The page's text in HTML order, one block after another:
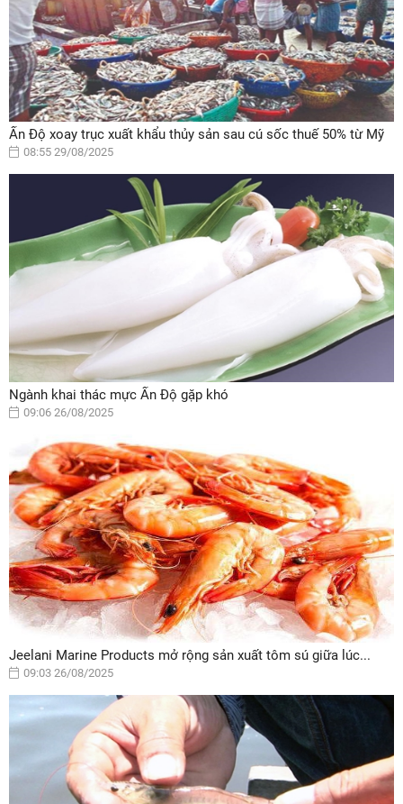
Ấn Độ xoay trục xuất khẩu thủy sản sau cú sốc thuế 50% từ Mỹ
08:55 29/08/2025
Ngành khai thác mực Ấn Độ gặp khó
09:06 26/08/2025
Jeelani Marine Products mở rộng sản xuất tôm sú giữa lúc...
09:03 26/08/2025